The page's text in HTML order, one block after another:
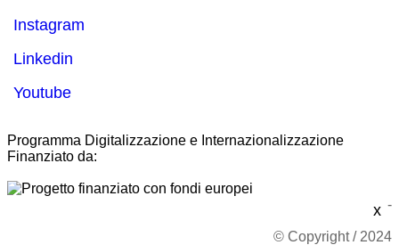
x
Instagram
Linkedin
Youtube
Programma Digitalizzazione e Internazionalizzazione
Finanziato da:
-
© Copyright / 2024